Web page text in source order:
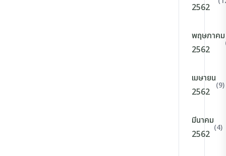
2562
พฤษภาคม
2562
เมษายน
2562
(9)
มีนาคม
2562
(4)